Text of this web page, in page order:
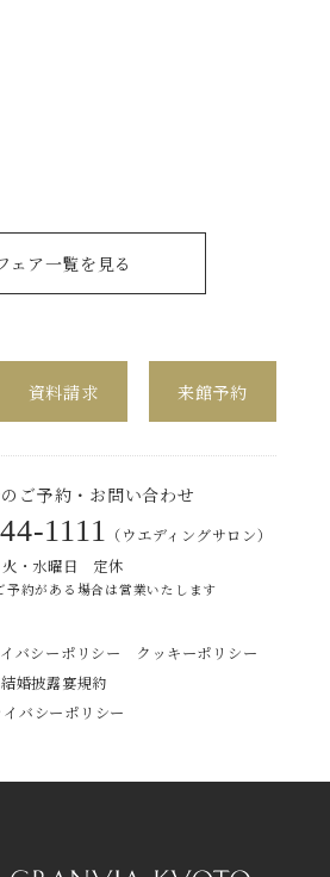
ェア一覧を見る
資料請求 来館予約
ご予約・お問い合わせ
1111 （ウエディングサロン）
火・水曜日 定休
約がある場合は営業いたします
バシーポリシー
クッキーポリシー
婚披露宴規約
バシーポリシー